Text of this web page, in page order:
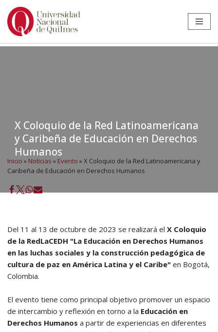
Ir
X Coloquio de la Red Latinoamericana
y Caribeña de Educación en Derechos
Humanos
Inicio » Noticias » Evento »X Coloquio de la Red Latinoamericana y
Caribeña de Educación en Derechos Humanos
Del 11 al 13 de octubre de 2023 se realizará el X Coloquio
de la RedLaCEDH "La Educación en Derechos Humanos
en las luchas sociales y la construcción pedagógica de
cultura de paz en América Latina y el Caribe" en Bogotá,
Colombia.
El evento tiene como principal objetivo promover un espacio
de intercambio y reflexión en torno a la Educación en
Derechos Humanos a partir de experiencias en diferentes